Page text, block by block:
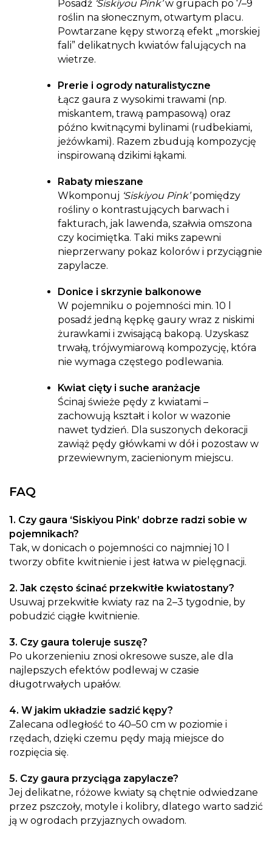
Posadź ‘Siskiyou Pink’w grupach po 7–9
roślin na słonecznym, otwartym placu.
Powtarzane kępy stworzą efekt „morskiej
fali” delikatnych kwiatów falujących na
wietrze.
Prerie i ogrody naturalistyczne
Łącz gaura z wysokimi trawami (np.
miskantem, trawą pampasową) oraz
późno kwitnącymi bylinami (rudbekiami,
jeżówkami). Razem zbudują kompozycję
inspirowaną dzikimi łąkami.
Rabaty mieszane
Wkomponuj ‘Siskiyou Pink’pomiędzy
rośliny o kontrastujących barwach i
fakturach, jak lawenda, szałwia omszona
czy kocimiętka. Taki miks zapewni
nieprzerwany pokaz kolorów i przyciągnie
zapylacze.
Donice i skrzynie balkonowe
W pojemniku o pojemności min. 10 l
posadź jedną kępkę gaury wraz z niskimi
żurawkami i zwisającą bakopą. Uzyskasz
trwałą, trójwymiarową kompozycję, która
nie wymaga częstego podlewania.
Kwiat cięty i suche aranżacje
Ścinaj świeże pędy z kwiatami –
zachowują kształt i kolor w wazonie
nawet tydzień. Dla suszonych dekoracji
zawiąż pędy główkami w dół i pozostaw w
przewiewnym, zacienionym miejscu.
FAQ
1. Czy gaura ‘Siskiyou Pink’ dobrze radzi sobie w
pojemnikach?
Tak, w donicach o pojemności co najmniej 10 l
tworzy obfite kwitnienie i jest łatwa w pielęgnacji.
2. Jak często ścinać przekwitłe kwiatostany?
Usuwaj przekwitłe kwiaty raz na 2–3 tygodnie, by
pobudzić ciągłe kwitnienie.
3. Czy gaura toleruje suszę?
Po ukorzenieniu znosi okresowe susze, ale dla
najlepszych efektów podlewaj w czasie
długotrwałych upałów.
4. W jakim układzie sadzić kępy?
Zalecana odległość to 40–50 cm w poziomie i
rzędach, dzięki czemu pędy mają miejsce do
rozpięcia się.
5. Czy gaura przyciąga zapylacze?
Jej delikatne, różowe kwiaty są chętnie odwiedzane
przez pszczoły, motyle i kolibry, dlatego warto sadzić
ją w ogrodach przyjaznych owadom.